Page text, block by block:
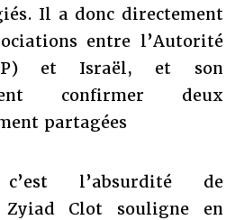
Il a donc directement
entre l’Autorité
et Israël, et son
confirmer deux
partagées
l’absurdité de
Zyiad Clot souligne en